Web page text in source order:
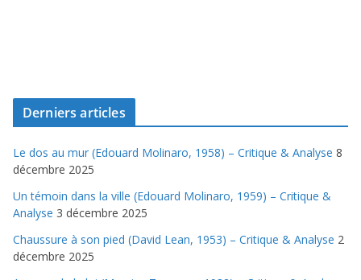
Derniers articles
Le dos au mur (Edouard Molinaro, 1958) – Critique & Analyse 8
décembre 2025
Un témoin dans la ville (Edouard Molinaro, 1959) – Critique &
Analyse 3 décembre 2025
Chaussure à son pied (David Lean, 1953) – Critique & Analyse 2
décembre 2025